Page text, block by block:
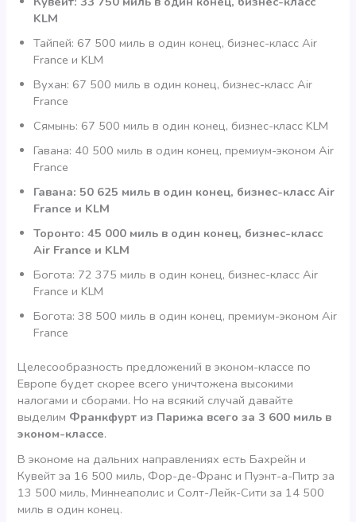
KLM
Тайпей: 67 500 миль в один конец, бизнес-класс Air
France и KLM
Вухан: 67 500 миль в один конец, бизнес-класс Air
France
Сямынь: 67 500 миль в один конец, бизнес-класс KLM
Гавана: 40 500 миль в один конец, премиум-эконом Air
France
Гавана: 50 625 миль в один конец, бизнес-класс Air
France и KLM
Торонто: 45 000 миль в один конец, бизнес-класс
Air France и KLM
Богота: 72 375 миль в один конец, бизнес-класс Air
France и KLM
Богота: 38 500 миль в один конец, премиум-эконом Air
France
Целесообразность предложений в эконом-классе по
Европе будет скорее всего уничтожена высокими
налогами и сборами. Но на всякий случай давайте
выделим Франкфурт из Парижа всего за 3 600 миль в
эконом-классе.
В экономе на дальних направлениях есть Бахрейн и
Кувейт за 16 500 миль, Фор-де-Франс и Пуэнт-а-Питр за
13 500 миль, Миннеаполис и Солт-Лейк-Сити за 14 500
миль в один конец.